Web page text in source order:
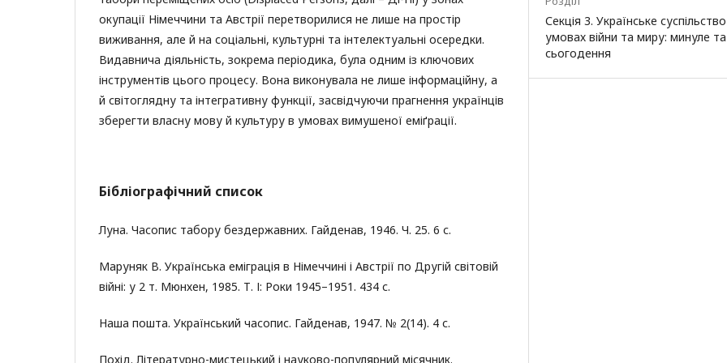
окупації Німеччини та Австрії перетворилися не лише на простір
виживання, але й на соціальні, культурні та інтелектуальні осередки.
Видавнича діяльність, зокрема періодика, була одним із ключових
інструментів цього процесу. Вона виконувала не лише інформаційну, а
й світоглядну та інтегративну функції, засвідчуючи прагнення українців
зберегти власну мову й культуру в умовах вимушеної еміґрації.
Бібліографічний список
Луна. Часопис табору бездержавних. Гайденав, 1946. Ч. 25. 6 с.
Маруняк В. Українська еміграція в Німеччині і Австрії по Другій світовій
війні: у 2 т. Мюнхен, 1985. Т. І: Роки 1945–1951. 434 с.
Наша пошта. Український часопис. Гайденав, 1947. № 2(14). 4 с.
Похід. Літературно-мистецький і науково-популярний місячник.
Секція 3. Українське
умовах війни та миру: минуле та
сьогодення